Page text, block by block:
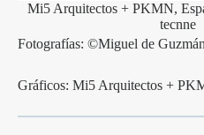
Mi5 Arquitectos + PKMN,
tecnne
Fotografías: ©Miguel de
Gráficos: Mi5 Arquitectos +